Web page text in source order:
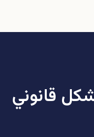
قانوني